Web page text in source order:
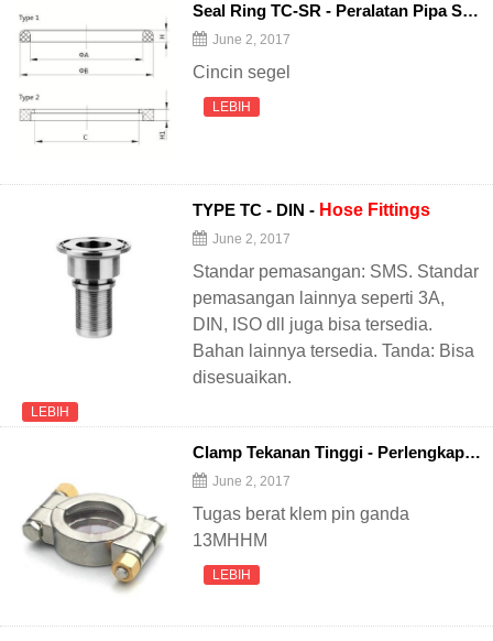
Seal Ring TC-SR - Peralatan Pipa Sanitasi
June 2, 2017
Cincin segel
LEBIH
TYPE TC - DIN - Hose Fittings
June 2, 2017
Standar pemasangan: SMS. Standar
pemasangan lainnya seperti 3A,
DIN, ISO dll juga bisa tersedia.
Bahan lainnya tersedia. Tanda: Bisa
disesuaikan.
LEBIH
Clamp Tekanan Tinggi - Perlengkapan Pipa Sanitasi
June 2, 2017
Tugas berat klem pin ganda
13MHHM
LEBIH